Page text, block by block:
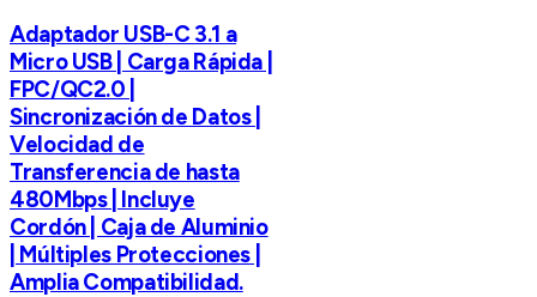
Adaptador USB-C 3.1 a
Micro USB | Carga Rápida |
FPC/QC2.0 |
Sincronización de Datos |
Velocidad de
Transferencia de hasta
480Mbps | Incluye
Cordón | Caja de Aluminio
| Múltiples Protecciones |
Amplia Compatibilidad.